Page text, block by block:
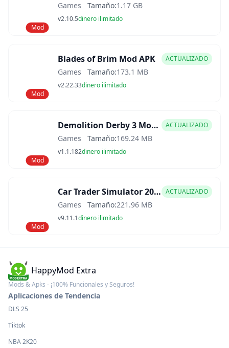
Mod
Games Tamaño:1.17 GB
v2.10.5dinero ilimitado
Mod
Blades of Brim Mod APK ACTUALIZADO
Games Tamaño:173.1 MB
v2.22.33dinero ilimitado
Mod
Demolition Derby 3 Mod APK ACTUALIZADO
Games Tamaño:169.24 MB
v1.1.182dinero ilimitado
Mod
Car Trader Simulator 2025 Mod APK ACTUALIZADO
Games Tamaño:221.96 MB
v9.11.1dinero ilimitado
HappyMod Extra
Mods & Apks - ¡100% Funcionales y Seguros!
Aplicaciones de Tendencia
DLS 25
Tiktok
NBA 2K20